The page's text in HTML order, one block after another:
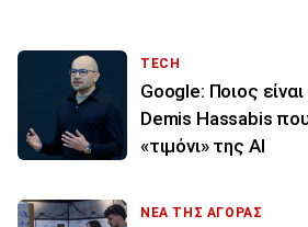
TECH
Google: Ποιος
Demis Hassabis
«τιμόνι» της ΑΙ
ΝΕΑ ΤΗΣ ΑΓΟΡΑΣ